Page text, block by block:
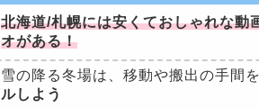
北海道/札幌には安くておしゃれな動
オがある！
雪の降る冬場は、移動や搬出の手間
ルしよう